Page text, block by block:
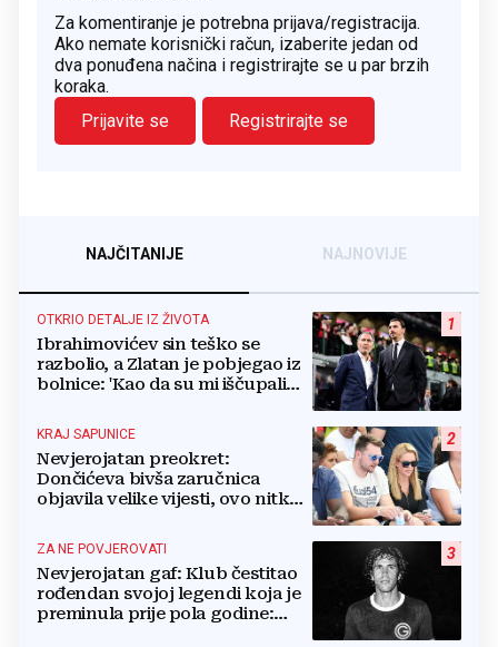
Za komentiranje je potrebna prijava/registracija.
Ako nemate korisnički račun, izaberite jedan od
dva ponuđena načina i registrirajte se u par brzih
koraka.
Prijavite se
Registrirajte se
NAJČITANIJE NAJNOVIJE
1
OTKRIO DETALJE IZ ŽIVOTA
Ibrahimovićev sin teško se
razbolio, a Zlatan je pobjegao iz
bolnice: 'Kao da su mi iščupali
2
KRAJ SAPUNICE
Nevjerojatan preokret:
Dončićeva bivša zaručnica
objavila velike vijesti, ovo nitko
3
ZA NE POVJEROVATI
Nevjerojatan gaf: Klub čestitao
rođendan svojoj legendi koja je
preminula prije pola godine: